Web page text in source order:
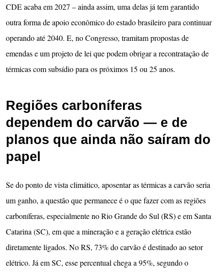
CDE acaba em 2027 – ainda assim, uma delas já tem garantido
outra forma de apoio econômico do estado brasileiro para continuar
operando até 2040. E, no Congresso, tramitam propostas de
emendas e um projeto de lei que podem obrigar a recontratação de
térmicas com subsídio para os próximos 15 ou 25 anos.
Regiões carboníferas
dependem do carvão — e de
planos que ainda não saíram do
papel
Se do ponto de vista climático, aposentar as térmicas a carvão seria
um ganho, a questão que permanece é o que fazer com as regiões
carboníferas, especialmente no Rio Grande do Sul (RS) e em Santa
Catarina (SC), em que a mineração e a geração elétrica estão
diretamente ligados. No RS, 73% do carvão é destinado ao setor
elétrico. Já em SC, esse percentual chega a 95%, segundo o